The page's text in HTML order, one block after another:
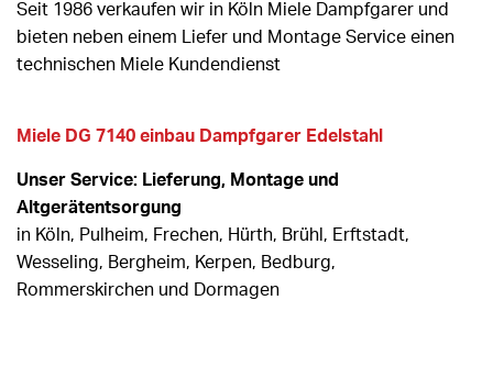
Seit 1986 verkaufen wir in Köln Miele Dampfgarer und
bieten neben einem Liefer und Montage Service einen
technischen Miele Kundendienst
Miele DG 7140 einbau Dampfgarer Edelstahl
Unser Service: Lieferung, Montage und
Altgerätentsorgung
in Köln, Pulheim, Frechen, Hürth, Brühl, Erftstadt,
Wesseling, Bergheim, Kerpen, Bedburg,
Rommerskirchen und Dormagen